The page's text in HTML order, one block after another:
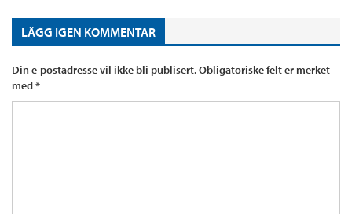
LÄGG IGEN KOMMENTAR
Din e-postadresse vil ikke bli publisert.Obligatoriske felt er merket
med*